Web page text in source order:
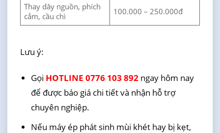
Thay dây nguồn, phích
cắm, cầu chì
100.000 – 250.000đ
Lưu ý:
Gọi HOTLINE 0776 103 892ngay hôm nay
để được báo giá chi tiết và nhận hỗ trợ
chuyên nghiệp.
Nếu máy ép phát sinh mùi khét hay bị kẹt,